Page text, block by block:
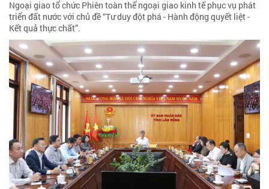
Ngoại giao tổ chức Phiên toàn thể ngoại giao kinh tế phục vụ phát
triển đất nước với chủ đề “Tư duy đột phá - Hành động quyết liệt -
Kết quả thực chất”.